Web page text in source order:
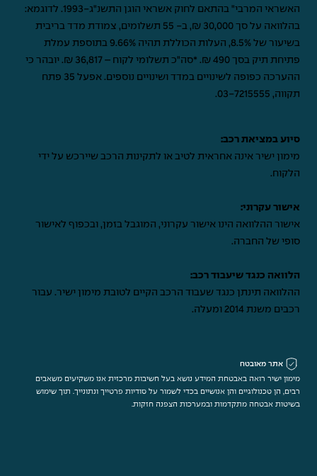
האשראי המרבי" בהתאם לחוק אשראי הוגן התשנ"ג-1993. לדוגמא:
בהלוואה על סך 30,000 ₪, ב- 55 תשלומים, צמודת מדד בריבית
בשיעור של 8.5%, העלות הכוללת תהיה 9.66% בתוספת עמלת
פתיחת תיק בסך 490 ₪. *סה"כ תשלומי לקוח – 36,817 ₪. יובהר כי
ההערכה כפופה לשינויים במדד ושינויים נוספים. אפעל 35 פתח
תקווה, 03-7215555
.
סיוע במציאת רכב:
מימון ישיר אינה אחראית לטיב או לתקינות הרכב שיירכש על ידי
הלקוח.
אישור עקרוני:
אישור ההלוואה הינו אישור עקרוני, המוגבל בזמן, ובכפוף לאישור
סופי של החברה.
הלוואה כנגד שיעבוד רכב:
ההלוואה תינתן כנגד שעבוד הרכב הקיים לטובת מימון ישיר. עבור
רכבים משנת 2014 ומעלה.
אתר מאובטח
מימון ישיר רואה באבטחת המידע נושא בעל חשיבות מרכזית אנו משקיעים משאבים
רבים, הן טכנולוגיים והן אנושיים בכדי לשמור על סודיות פרטייך ונתונייך. תוך שימוש
בשיטות אבטחה מתקדמות ובמערכות הצפנה חזקות.